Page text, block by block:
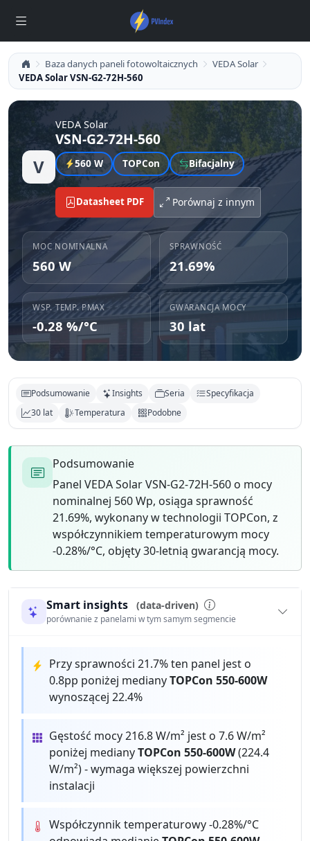
Baza danych paneli fotowoltaicznych
VEDA Solar
VEDA Solar VSN-G2-72H-560
V
VEDA Solar
VSN-G2-72H-560
560 W TOPCon Bifacjalny
Datasheet PDF Porównaj z innym
MOC NOMINALNA
560 W
SPRAWNOŚĆ
21.69%
WSP. TEMP. PMAX
-0.28 %/°C
GWARANCJA MOCY
30 lat
Podsumowanie Insights Seria
Specyfikacja
30 lat
Temperatura Podobne
Podsumowanie
Panel VEDA Solar VSN-G2-72H-560 o mocy
nominalnej 560 Wp, osiąga sprawność
21.69%, wykonany w technologii TOPCon, z
współczynnikiem temperaturowym mocy
-0.28%/°C, objęty 30-letnią gwarancją mocy.
Smart insights (data-driven)
porównanie z panelami w tym samym segmencie
Przy sprawności 21.7% ten panel jest o
0.8pp poniżej medianyTOPCon 550-600W
wynoszącej 22.4%
Gęstość mocy 216.8 W/m² jest o 7.6 W/m²
poniżej medianyTOPCon 550-600W(224.4
W/m²) - wymaga większej powierzchni
instalacji
Współczynnik temperaturowy -0.28%/°C